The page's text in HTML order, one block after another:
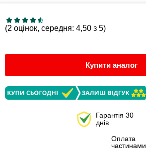
(2 оцінок, середня: 4,50 з 5)
Купити аналог
Гарантія 30
днів
Оплата
частинами